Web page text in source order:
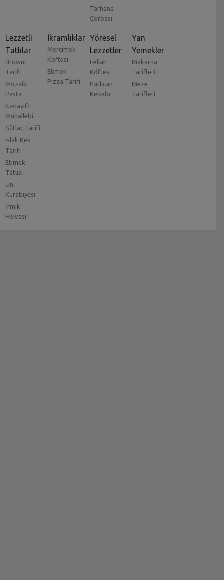
Tarhana
Çorbası
Lezzetli
Tatlılar
Browni
Tarifi
Mozaik
Pasta
Kadayıflı
Muhallebi
Sütlaç Tarifi
Islak Kek
Tarifi
Etimek
Tatlısı
Un
Kurabiyesi
İrmik
Helvası
İkramlıklar
Mercimek
Köftesi
Ekmek
Pizza Tarifi
Yöresel
Lezzetler
Fellah
Köftesi
Patlıcan
Kebabı
Yan
Yemekler
Makarna
Tarifleri
Meze
Tarifleri